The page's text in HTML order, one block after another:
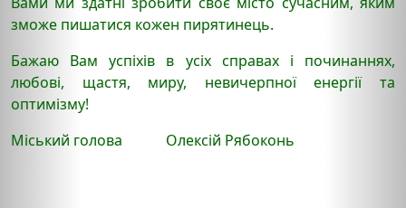
зможе пишатися кожен пирятинець.
Бажаю Вам успіхів в усіх справах і починаннях,
любові, щастя, миру, невичерпної енергії та
оптимізму!
Міський голова Олексій Рябоконь